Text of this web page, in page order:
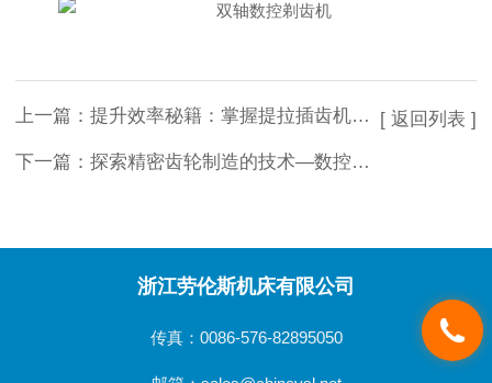
上一篇： 提升效率秘籍：掌握提拉插齿机的关键步骤
下一篇： 探索精密齿轮制造的技术—数控高速插齿机
[ 返回列表 ]
浙江劳伦斯机床有限公司
传真：0086-576-82895050